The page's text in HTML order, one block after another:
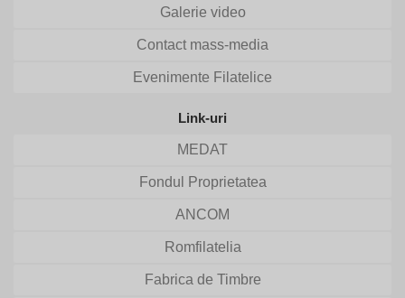
Galerie video
Contact mass-media
Evenimente Filatelice
Link-uri
MEDAT
Fondul Proprietatea
ANCOM
Romfilatelia
Fabrica de Timbre